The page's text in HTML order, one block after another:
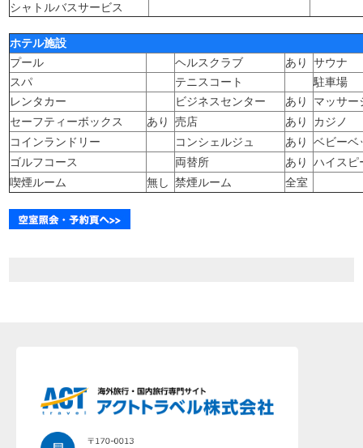
シャトルバスサービス
ホテル施設
プール
ヘルスクラブ あり
サウナ
スパ
テニスコート
駐車場
レンタカー
ビジネスセンター あり
マッサー
セーフティーボックス
あり 売店 あり
カジノ
コインランドリー
コンシェルジュ あり
ベビーベ
ゴルフコース
両替所 あり
ハイスピ
喫煙ルーム
無し 禁煙ルーム 全室